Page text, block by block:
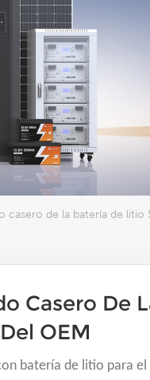
casero de la batería de litio
Casero De
OEM
batería de litio para